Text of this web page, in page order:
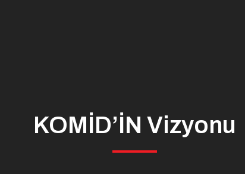
KOMİD’İN Vizyonu